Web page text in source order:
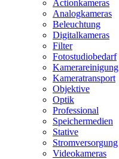
Actionkameras
Analogkameras
Beleuchtung
Digitalkameras
Filter
Fotostudiobedarf
Kamerareinigung
Kameratransport
Objektive
Optik
Professional
Speichermedien
Stative
Stromversorgung
Videokameras